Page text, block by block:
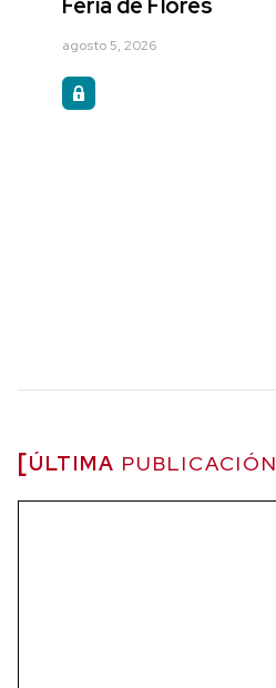
Feria de Flores
agosto 5, 2026
ÚLTIMA PUBLICACIÓN